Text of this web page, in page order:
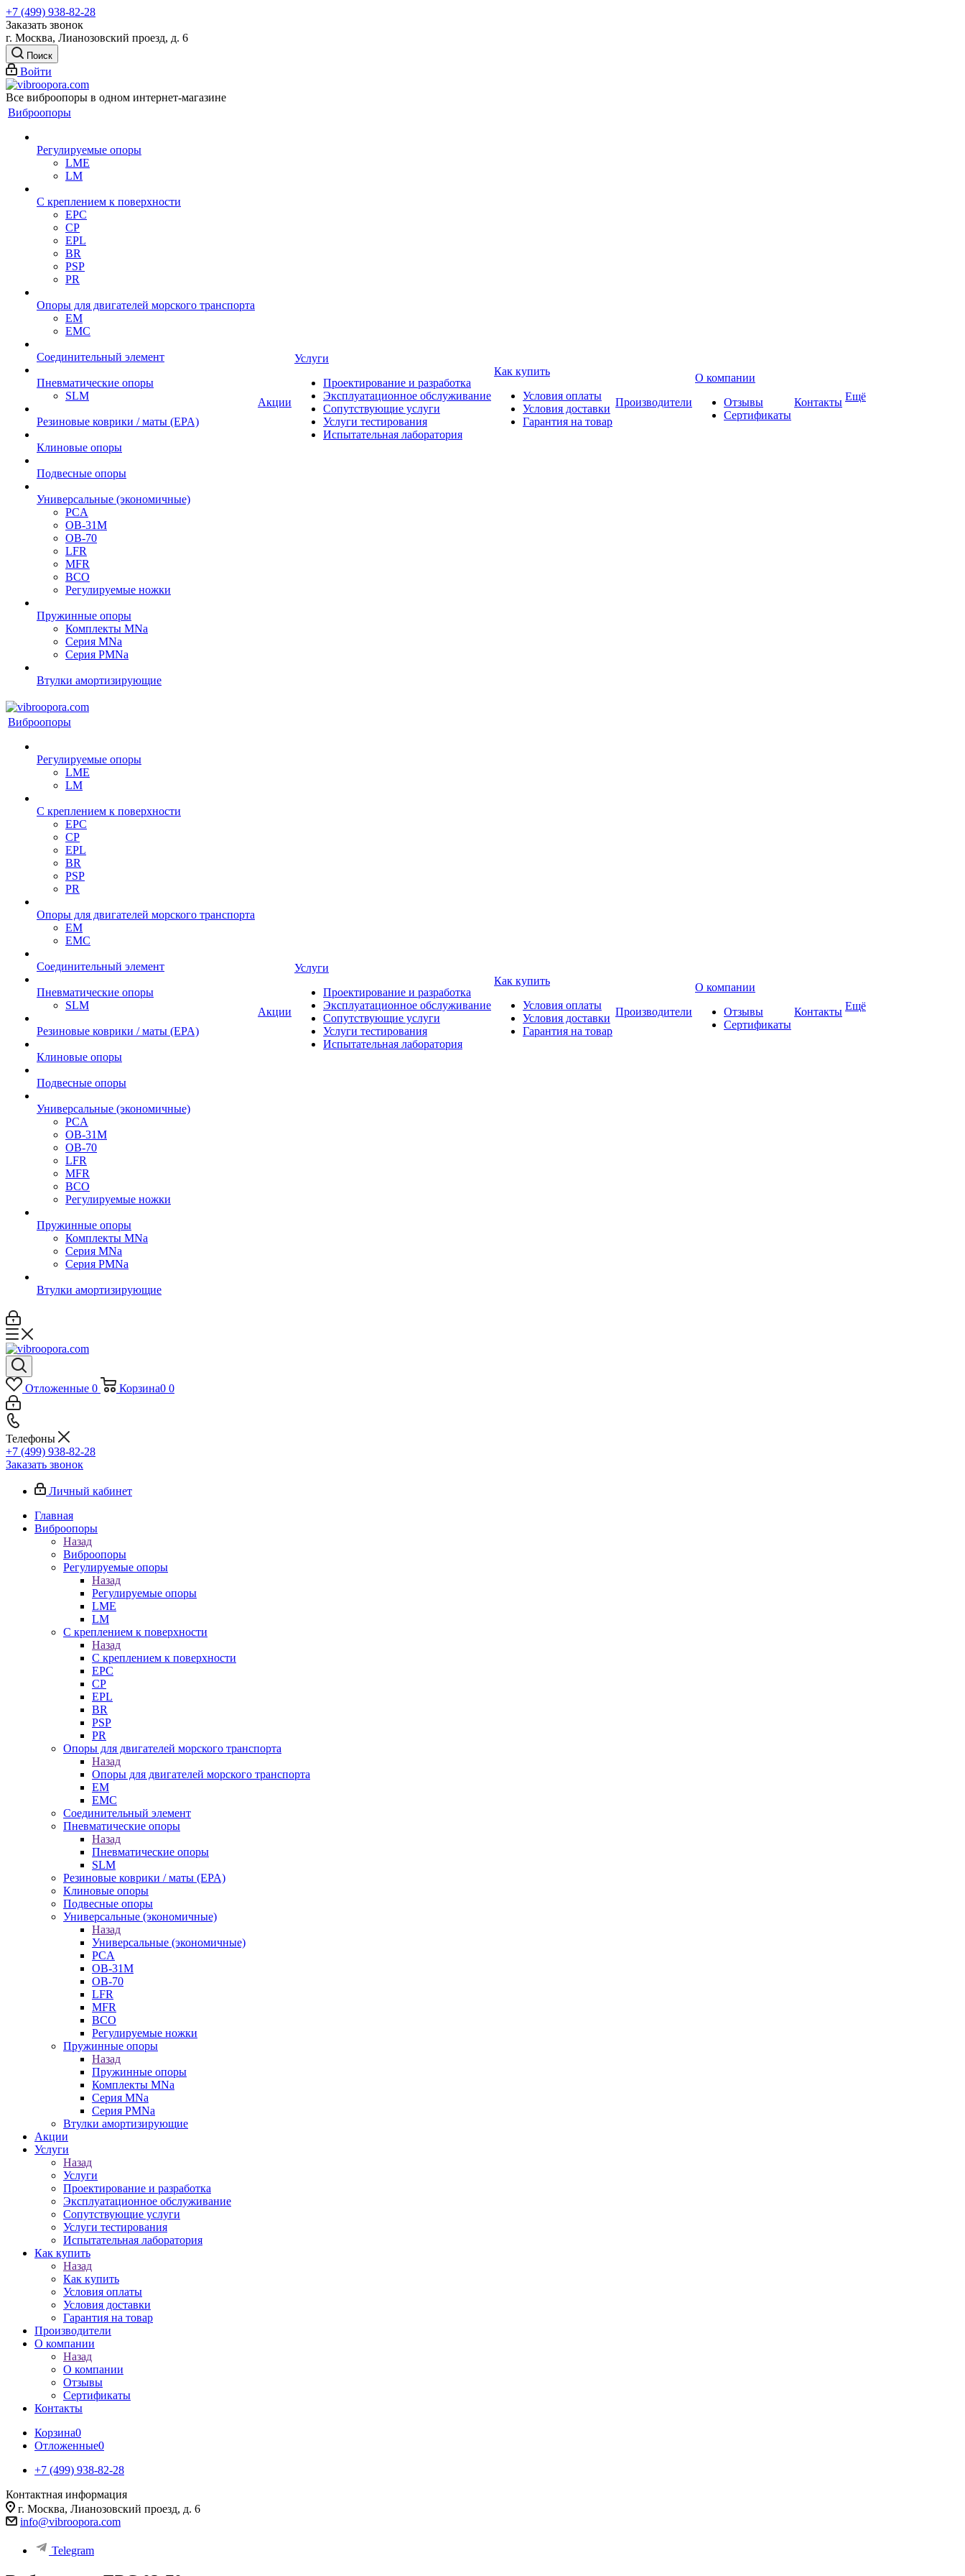
+7 (499) 938-82-28
Заказать звонок
г. Москва, Лианозовский проезд, д. 6
Поиск
Войти
Все виброопоры в одном интернет-магазине
Виброопоры
Регулируемые опоры
LME
LM
С креплением к поверхности
EPC
CP
EPL
BR
PSP
PR
Опоры для двигателей морского транспорта
EM
EMC
Cоединительный элемент
Пневматические опоры
SLM
Резиновые коврики / маты (EPA)
Клиновые опоры
Подвесные опоры
Универсальные (экономичные)
PCA
ОВ-31М
OB-70
LFR
MFR
ВСО
Регулируемые ножки
Пружинные опоры
Комплекты MNa
Серия MNa
Серия PMNa
Втулки амортизирующие
Акции
Услуги
Проектирование и разработка
Эксплуатационное обслуживание
Сопутствующие услуги
Услуги тестирования
Испытательная лаборатория
Как купить
Условия оплаты
Условия доставки
Гарантия на товар
Производители
О компании
Отзывы
Сертификаты
Контакты Ещё
Виброопоры
Регулируемые опоры
LME
LM
С креплением к поверхности
EPC
CP
EPL
BR
PSP
PR
Опоры для двигателей морского транспорта
EM
EMC
Cоединительный элемент
Пневматические опоры
SLM
Резиновые коврики / маты (EPA)
Клиновые опоры
Подвесные опоры
Универсальные (экономичные)
PCA
ОВ-31М
OB-70
LFR
MFR
ВСО
Регулируемые ножки
Пружинные опоры
Комплекты MNa
Серия MNa
Серия PMNa
Втулки амортизирующие
Акции
Услуги
Проектирование и разработка
Эксплуатационное обслуживание
Сопутствующие услуги
Услуги тестирования
Испытательная лаборатория
Как купить
Условия оплаты
Условия доставки
Гарантия на товар
Производители
О компании
Отзывы
Сертификаты
Контакты Ещё
Отложенные 0 Корзина0 0
Телефоны
+7 (499) 938-82-28
Заказать звонок
Личный кабинет
Главная
Виброопоры
Назад
Виброопоры
Регулируемые опоры
Назад
Регулируемые опоры
LME
LM
С креплением к поверхности
Назад
С креплением к поверхности
EPC
CP
EPL
BR
PSP
PR
Опоры для двигателей морского транспорта
Назад
Опоры для двигателей морского транспорта
EM
EMC
Cоединительный элемент
Пневматические опоры
Назад
Пневматические опоры
SLM
Резиновые коврики / маты (EPA)
Клиновые опоры
Подвесные опоры
Универсальные (экономичные)
Назад
Универсальные (экономичные)
PCA
ОВ-31М
OB-70
LFR
MFR
ВСО
Регулируемые ножки
Пружинные опоры
Назад
Пружинные опоры
Комплекты MNa
Серия MNa
Серия PMNa
Втулки амортизирующие
Акции
Услуги
Назад
Услуги
Проектирование и разработка
Эксплуатационное обслуживание
Сопутствующие услуги
Услуги тестирования
Испытательная лаборатория
Как купить
Назад
Как купить
Условия оплаты
Условия доставки
Гарантия на товар
Производители
О компании
Назад
О компании
Отзывы
Сертификаты
Контакты
Корзина0
Отложенные0
+7 (499) 938-82-28
Контактная информация
г. Москва, Лианозовский проезд, д. 6
info@vibroopora.com
Telegram